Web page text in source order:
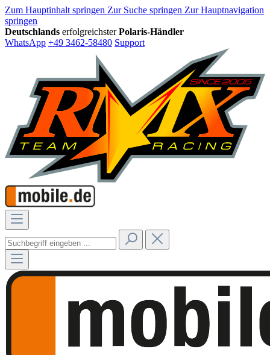
Zum Hauptinhalt springen Zur Suche springen Zur Hauptnavigation
springen
Deutschlands erfolgreichster Polaris-Händler
WhatsApp +49 3462-58480 Support